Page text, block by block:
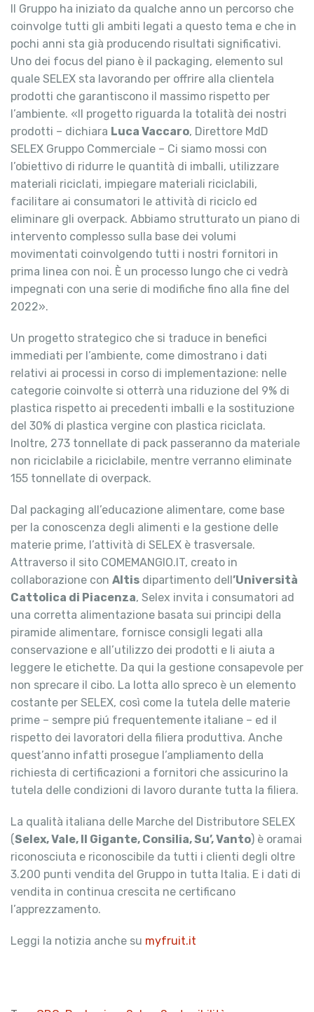
Il Gruppo ha iniziato da qualche anno un percorso che
coinvolge tutti gli ambiti legati a questo tema e che in
pochi anni sta già producendo risultati significativi.
Uno dei focus del piano è il packaging, elemento sul
quale SELEX sta lavorando per offrire alla clientela
prodotti che garantiscono il massimo rispetto per
l’ambiente. «Il progetto riguarda la totalità dei nostri
prodotti – dichiara Luca Vaccaro, Direttore MdD
SELEX Gruppo Commerciale – Ci siamo mossi con
l’obiettivo di ridurre le quantità di imballi, utilizzare
materiali riciclati, impiegare materiali riciclabili,
facilitare ai consumatori le attività di riciclo ed
eliminare gli overpack. Abbiamo strutturato un piano di
intervento complesso sulla base dei volumi
movimentati coinvolgendo tutti i nostri fornitori in
prima linea con noi. È un processo lungo che ci vedrà
impegnati con una serie di modifiche fino alla fine del
2022».
Un progetto strategico che si traduce in benefici
immediati per l’ambiente, come dimostrano i dati
relativi ai processi in corso di implementazione: nelle
categorie coinvolte si otterrà una riduzione del 9% di
plastica rispetto ai precedenti imballi e la sostituzione
del 30% di plastica vergine con plastica riciclata.
Inoltre, 273 tonnellate di pack passeranno da materiale
non riciclabile a riciclabile, mentre verranno eliminate
155 tonnellate di overpack.
Dal packaging all’educazione alimentare, come base
per la conoscenza degli alimenti e la gestione delle
materie prime, l’attività di SELEX è trasversale.
Attraverso il sito COMEMANGIO.IT, creato in
collaborazione con Altis dipartimento dell ’Università
Cattolica di Piacenza, Selex invita i consumatori ad
una corretta alimentazione basata sui principi della
piramide alimentare, fornisce consigli legati alla
conservazione e all’utilizzo dei prodotti e li aiuta a
leggere le etichette. Da qui la gestione consapevole per
non sprecare il cibo. La lotta allo spreco è un elemento
costante per SELEX, così come la tutela delle materie
prime – sempre piú frequentemente italiane – ed il
rispetto dei lavoratori della filiera produttiva. Anche
quest’anno infatti prosegue l’ampliamento della
richiesta di certificazioni a fornitori che assicurino la
tutela delle condizioni di lavoro durante tutta la filiera.
La qualità italiana delle Marche del Distributore SELEX
(Selex, Vale, Il Gigante, Consilia, Su’, Vanto) è oramai
riconosciuta e riconoscibile da tutti i clienti degli oltre
3.200 punti vendita del Gruppo in tutta Italia. E i dati di
vendita in continua crescita ne certificano
l’apprezzamento.
Leggi la notizia anche su myfruit.it